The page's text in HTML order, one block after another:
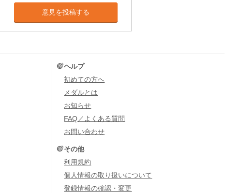
意見を投稿する
ヘルプ
初めての方へ
メダルとは
お知らせ
FAQ／よくある質問
お問い合わせ
その他
利用規約
個人情報の取り扱いについて
登録情報の確認・変更